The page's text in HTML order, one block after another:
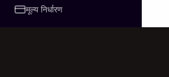
मूल्य निर्धारण